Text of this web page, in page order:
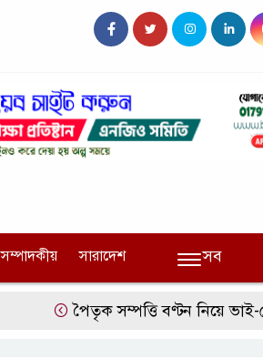
সম্পাদকীয় সারাদেশ সব
পৈতৃক সম্পত্তি বণ্টন নিয়ে ভাই-